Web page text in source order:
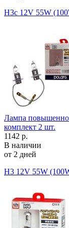
H3c 12V 55W
Лампа
комплект 2 шт.
1142 р.
В наличии
от 2 дней
H3 12V 55W